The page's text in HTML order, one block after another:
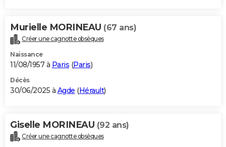
Murielle MORINEAU (67 ans)
Créer une cagnotte obsèques
Naissance
11/08/1957 à Paris (Paris)
Décès
30/06/2025 à Agde (Hérault)
Giselle MORINEAU (92 ans)
Créer une cagnotte obsèques